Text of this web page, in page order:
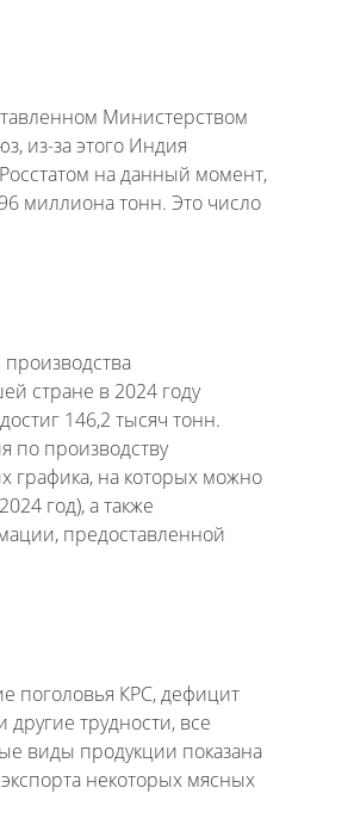
Министерством
из-за этого Индия
на данный момент,
миллиона тонн. Это число
стране в 2024 году
146,2 тысяч тонн.
по производству
графика, на которых можно
год), а также
предоставленной
поголовья КРС, дефицит
трудности, все
виды продукции показана
некоторых мясных